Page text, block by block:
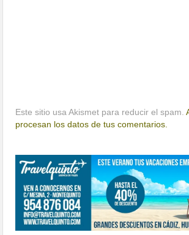
Este sitio usa Akismet para reducir el spam.
procesan los datos de tus comentarios.